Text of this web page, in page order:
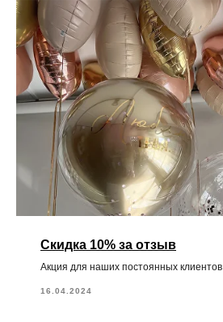
Скидка 10% за отзыв
Акция для наших постоянных клиентов
16.04.2024